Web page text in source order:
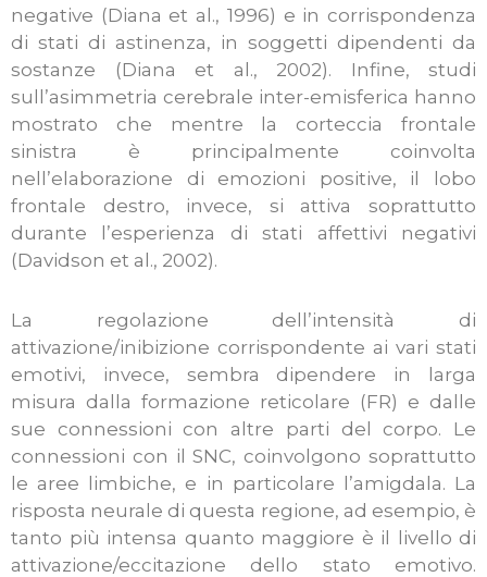
negative (Diana et al., 1996) e in corrispondenza
di stati di astinenza, in soggetti dipendenti da
sostanze (Diana et al., 2002). Infine, studi
sull’asimmetria cerebrale inter-emisferica hanno
mostrato che mentre la corteccia frontale
sinistra è principalmente coinvolta
nell’elaborazione di emozioni positive, il lobo
frontale destro, invece, si attiva soprattutto
durante l’esperienza di stati affettivi negativi
(Davidson et al., 2002).
La regolazione dell’intensità di
attivazione/inibizione corrispondente ai vari stati
emotivi, invece, sembra dipendere in larga
misura dalla formazione reticolare (FR) e dalle
sue connessioni con altre parti del corpo. Le
connessioni con il SNC, coinvolgono soprattutto
le aree limbiche, e in particolare l’amigdala. La
risposta neurale di questa regione, ad esempio, è
tanto più intensa quanto maggiore è il livello di
attivazione/eccitazione dello stato emotivo.